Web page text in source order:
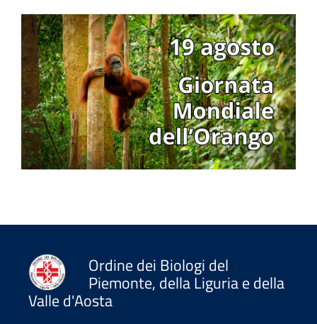
Ordine dei Biologi del
Piemonte, della Liguria e della
Valle d'Aosta